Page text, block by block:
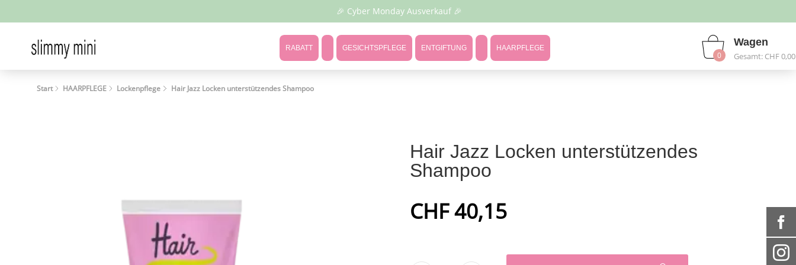
🎉 Cyber Monday Ausverkauf 🎉
0
Wagen
Gesamt: CHF 0,00
RABATT GESICHTSPFLEGE ENTGIFTUNG HAARPFLEGE
Start HAARPFLEGE Lockenpflege Hair Jazz Locken unterstützendes Shampoo
Hair Jazz Locken unterstützendes
Shampoo
CHF 40,15